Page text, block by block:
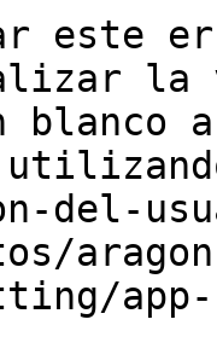
este
blanco
del-